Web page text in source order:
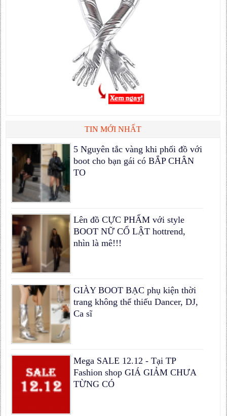
TIN MỚI NHẤT
5 Nguyên tắc vàng khi phối đồ với
boot cho bạn gái có BẮP CHÂN
TO
Lên đồ CỰC PHẨM với style
BOOT NỮ CỔ LẬT hottrend,
nhìn là mê!!!
GIÀY BOOT BẠC phụ kiện thời
trang không thể thiếu Dancer, DJ,
Ca sĩ
Mega SALE 12.12 - Tại TP
Fashion shop GIÁ GIẢM CHƯA
TỪNG CÓ